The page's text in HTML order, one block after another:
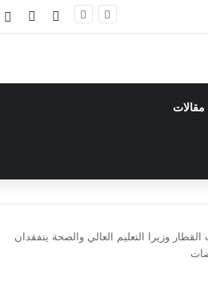
فيسبوكيوتيوب
مقالات
وزيرا التعليم العالي والصحة يتفقدان